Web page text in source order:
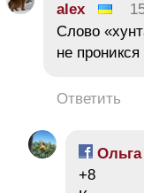
alex
Слово
не
Ответить
+8